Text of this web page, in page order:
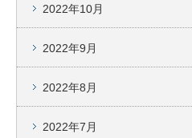
2022年10月
2022年9月
2022年8月
2022年7月